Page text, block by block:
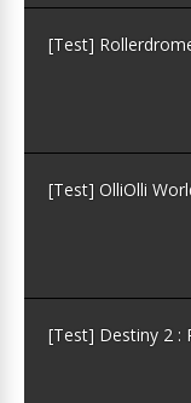
[Test]
[Test] OlliOlli
[Test] Destiny 2 :